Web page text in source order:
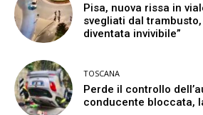
Pisa, nuova rissa in
svegliati dal
diventata invivibile”
TOSCANA
Perde il controllo
conducente bloccata,